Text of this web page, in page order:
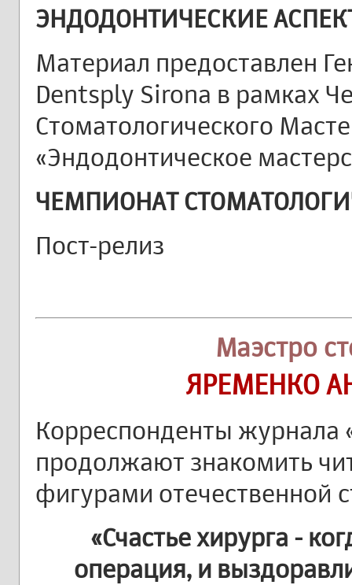
ЭНДОДОНТИЧЕСКИЕ
Материал предоставлен
Dentsply Sirona в рамках
Стоматологического
«Эндодонтическое
ЧЕМПИОНАТ
Пост-релиз
Маэстро
ЯРЕМЕНКО
Корреспонденты журнала
продолжают знакомить
фигурами отечественной
«Счастье хирурга -
операция, и